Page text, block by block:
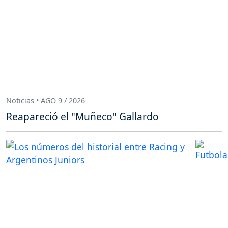
Noticias • AGO 9 / 2026
Reapareció el "Muñeco" Gallardo